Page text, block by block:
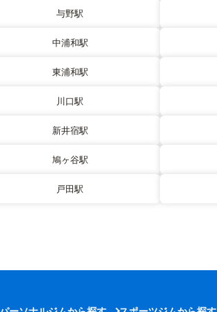
与野駅
中浦和駅
東浦和駅
川口駅
新井宿駅
鳩ヶ谷駅
戸田駅